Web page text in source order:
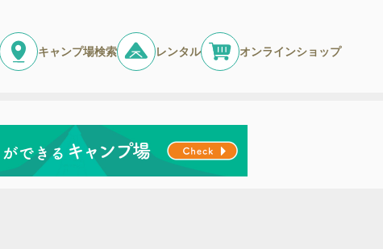
キャンプ場検索 レンタル オンラインショップ